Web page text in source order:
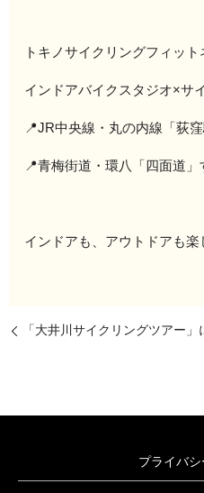
トキノサイクリングフィット
インドアバイクスタジオ×サ
📍JR中央線・丸の内線「荻
📍青梅街道・環八「四面道」
インドアも、アウトドアも楽
「大井川サイクリングツアー」
プライバ